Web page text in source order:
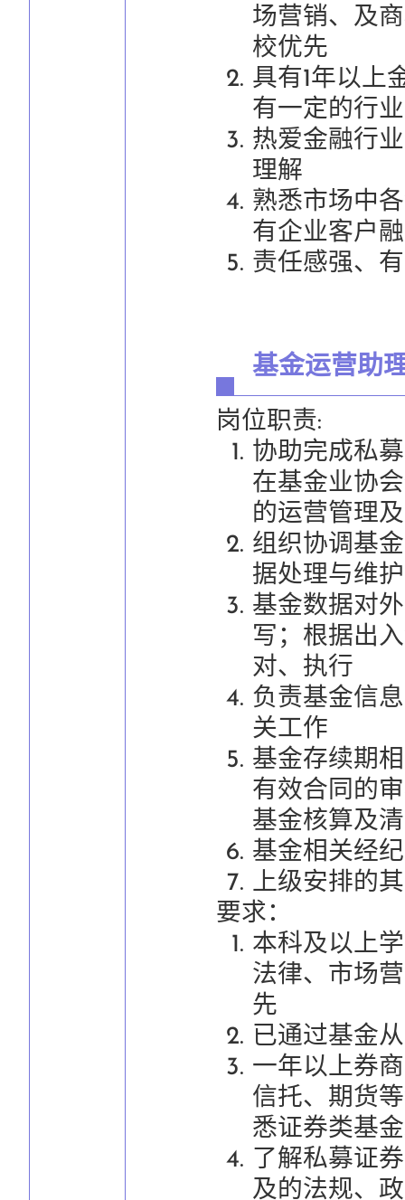
场营销、及
校优先
具有1年以上
有一定的行
热爱金融行
理解
熟悉市场中
有企业客户
责任感强、
基金运营助
岗位职责:
协助完成私
在基金业协
的运营管理
组织协调基
据处理与维
基金数据对
写；根据出
对、执行
负责基金信
关工作
基金存续期
有效合同的
基金核算及
基金相关经
上级安排的
要求：
本科及以上
法律、市场
先
已通过基金
一年以上券
信托、期货
悉证券类基
了解私募证
及的法规、